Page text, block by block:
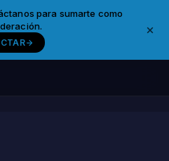
para sumarte como